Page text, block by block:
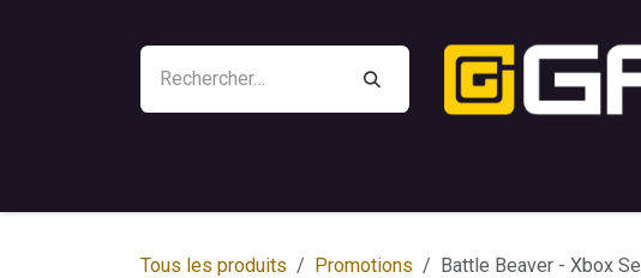
Tous les produits Promotions Battle Beaver - Xbox